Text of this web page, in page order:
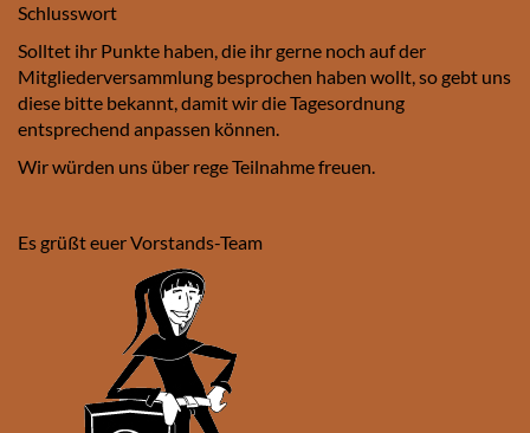
Schlusswort
Solltet ihr Punkte haben, die ihr gerne noch auf der
Mitgliederversammlung besprochen haben wollt, so gebt uns
diese bitte bekannt, damit wir die Tagesordnung
entsprechend anpassen können.
Wir würden uns über rege Teilnahme freuen.
Es grüßt euer Vorstands-Team